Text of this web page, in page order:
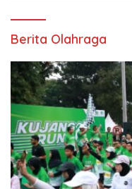
Berita Olahraga